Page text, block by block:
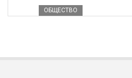
ОБЩЕСТВО